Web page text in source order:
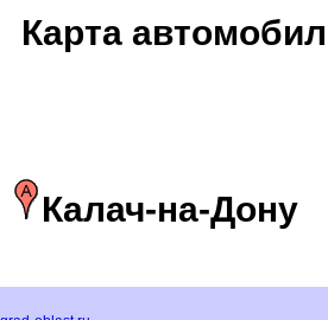
Карта
Калач-на-Дону